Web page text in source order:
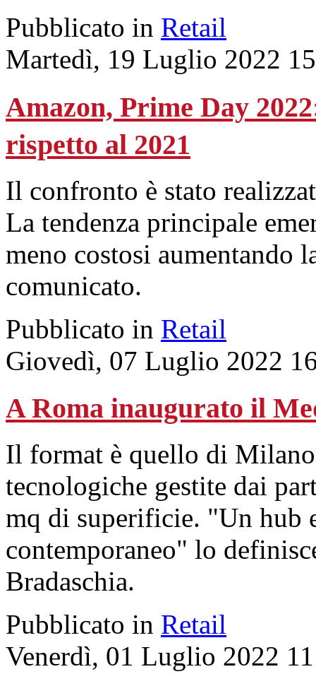
Pubblicato in Retail
Martedì, 19 Luglio 2022
Amazon, Prime Day
rispetto al 2021
Il confronto è stato
La tendenza principale
meno costosi aumentando
comunicato.
Pubblicato in Retail
Giovedì, 07 Luglio 2022
A Roma inaugurato il
Il format è quello di
tecnologiche gestite dai
mq di superificie. "Un hub
contemporaneo" lo
Bradaschia.
Pubblicato in Retail
Venerdì, 01 Luglio 2022